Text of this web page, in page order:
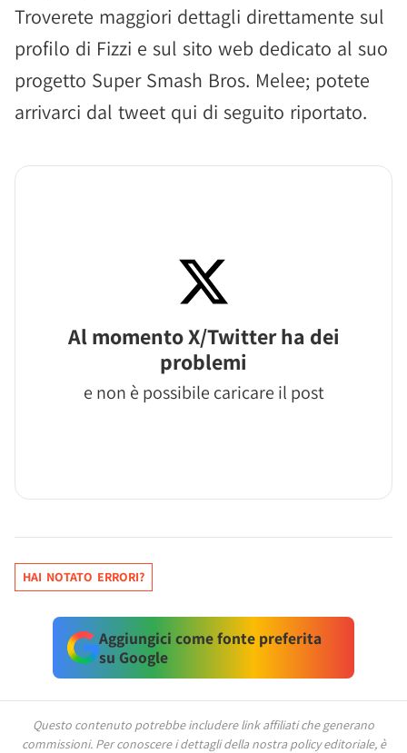
Troverete maggiori dettagli direttamente sul
profilo di Fizzi e sul sito web dedicato al suo
progetto Super Smash Bros. Melee; potete
arrivarci dal tweet qui di seguito riportato.
Al momento X/Twitter ha dei
problemi
e non è possibile caricare il post
HAI NOTATO ERRORI?
Aggiungici come fonte preferita
su Google
Questo contenuto potrebbe includere link affiliati che generano
commissioni. Per conoscere i dettagli della nostra policy editoriale, è